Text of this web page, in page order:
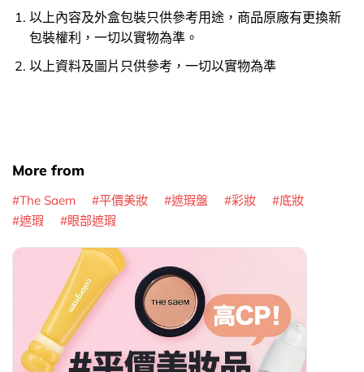
以上內容及外盒包裝只供參考用途，商品原廠有更換新
包裝權利，一切以實物為準。
以上資料及圖片只供參考，一切以實物為準
More from
The Saem 平價美妝 遮瑕盤 彩妝
底妝
遮瑕
眼部遮瑕